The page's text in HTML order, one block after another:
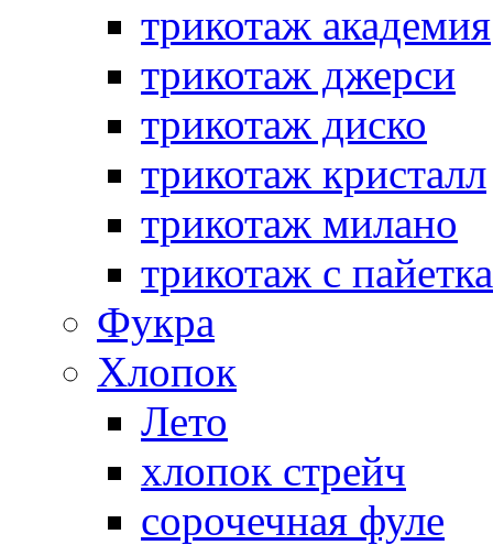
трикотаж академия
трикотаж джерси
трикотаж диско
трикотаж кристалл
трикотаж милано
трикотаж с
Фукра
Хлопок
Лето
хлопок стрейч
cорочечная фуле